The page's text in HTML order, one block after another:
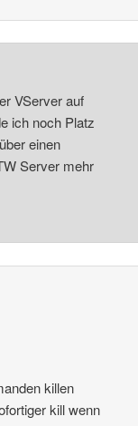
VServer auf
ich noch Platz
einen
Server mehr
killen
kill wenn